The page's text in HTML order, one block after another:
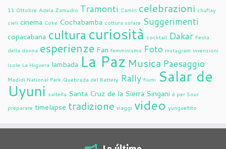
11 Ottobre Adela Zamudio Tramonti Camiri celebrazioni chuflay
cieli cinema Coke Cochabamba cottura solare Suggerimenti
copacabana cultura curiosità cocktail Dakar Festa
della donna esperienze Fan femminismo Foto instagram invenzioni
isole La Higuera lambada La Paz Musica Paesaggio
Madidi National Park Quebrada del Battery Rally fiumi Salar de
Uyuni salteña Santa Cruz de la Sierra Singani è per Sour
preparare timelapse tradizione viaggi video yungueñito